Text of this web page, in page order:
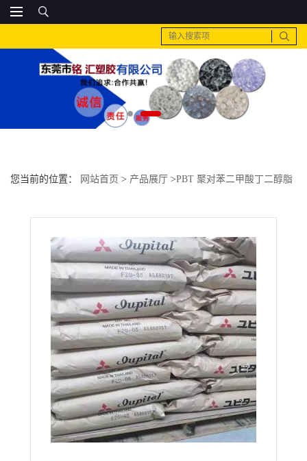
您当前的位置： 网站首页 > 产品展厅 >PBT 聚对苯二甲酸丁二醇脂